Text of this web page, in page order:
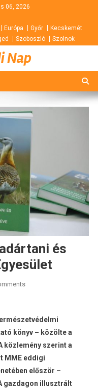
06, 2026
Európa Győr
Kecskemét
Szoboszló Szolnok
Nap
és
könyv – közölte a
közlemény szerint a
MME eddigi
először –
gazdagon illusztrált